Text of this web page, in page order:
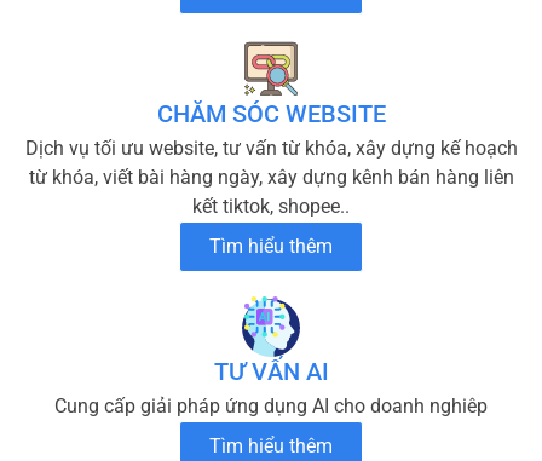
CHĂM SÓC WEBSITE
Dịch vụ tối ưu website, tư vấn từ khóa, xây dựng kế hoạch
từ khóa, viết bài hàng ngày, xây dựng kênh bán hàng liên
kết tiktok, shopee..
Tìm hiểu thêm
TƯ VẤN AI
Cung cấp giải pháp ứng dụng AI cho doanh nghiêp
Tìm hiểu thêm